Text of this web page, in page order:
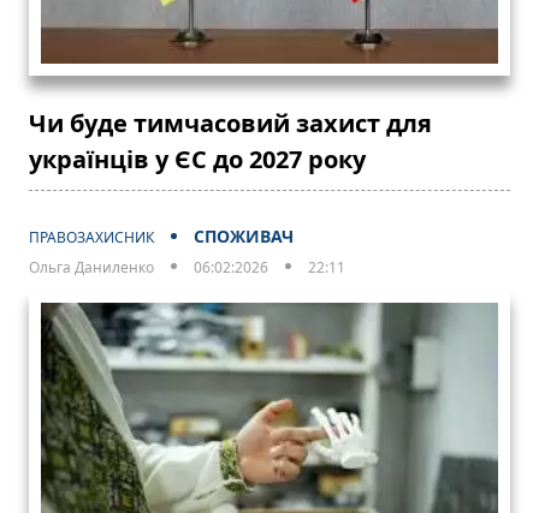
Чи буде тимчасовий захист для
українців у ЄС до 2027 року
ПРАВОЗАХИСНИК СПОЖИВАЧ
Ольга Даниленко 06:02:2026 22:11